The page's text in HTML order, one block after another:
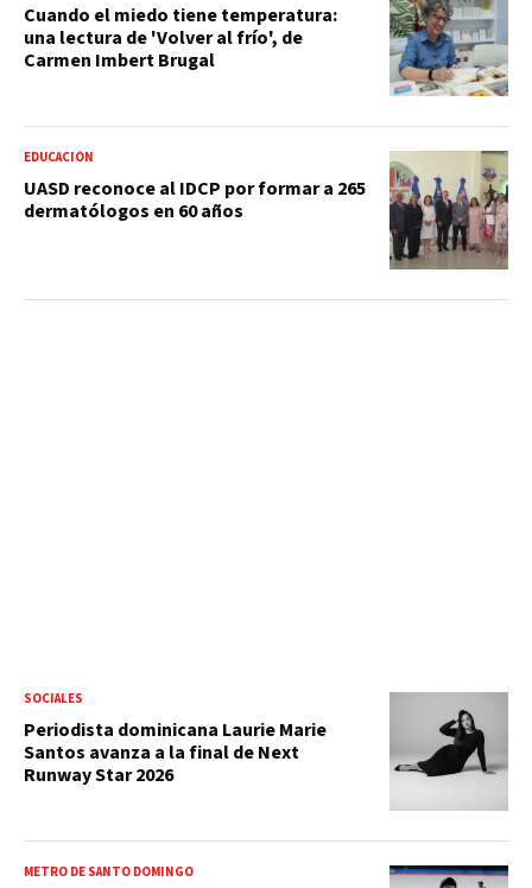
Cuando el miedo tiene temperatura:
una lectura de 'Volver al frío', de
Carmen Imbert Brugal
EDUCACIÓN
UASD reconoce al IDCP por formar a 265
dermatólogos en 60 años
SOCIALES
Periodista dominicana Laurie Marie
Santos avanza a la final de Next
Runway Star 2026
METRO DE SANTO DOMINGO